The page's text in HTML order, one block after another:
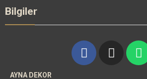
Bilgiler
AYNA DEKOR